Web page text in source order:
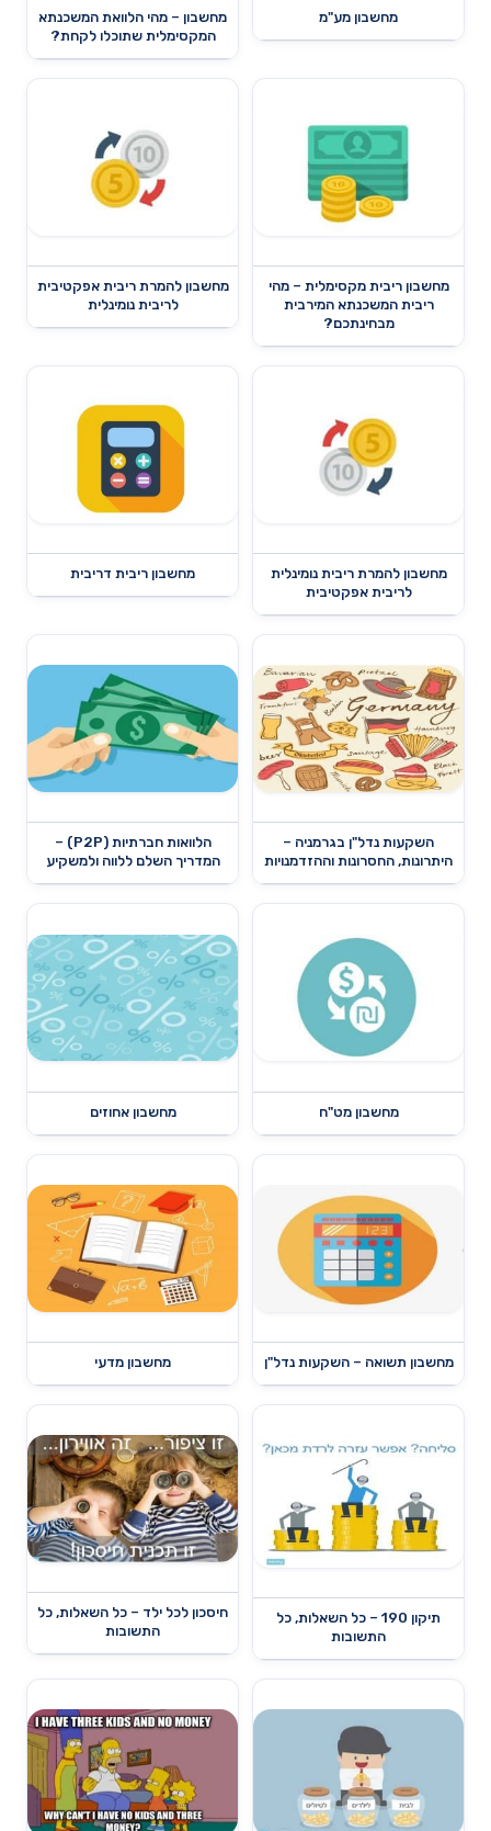
מחשבון מע"מ
מחשבון – מהי הלוואת המשכנתא
המקסימלית שתוכלו לקחת?
מחשבון ריבית מקסימלית – מהי
ריבית המשכנתא המירבית
מבחינתכם?
מחשבון להמרת ריבית אפקטיבית
לריבית נומינלית
מחשבון להמרת ריבית נומינלית
לריבית אפקטיבית
מחשבון ריבית דריבית
השקעות נדל"ן בגרמניה –
היתרונות, החסרונות וההזדמנויות
הלוואות חברתיות (P2P) –
המדריך השלם ללווה ולמשקיע
מחשבון מט"ח מחשבון אחוזים
מחשבון תשואה – השקעות נדל"ן מחשבון מדעי
תיקון 190 – כל השאלות, כל
התשובות
חיסכון לכל ילד – כל השאלות, כל
התשובות